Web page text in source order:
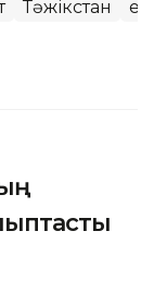
Тәжікстан